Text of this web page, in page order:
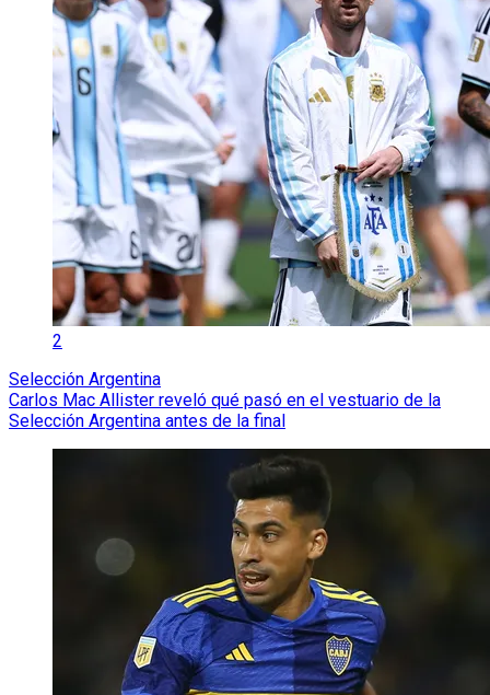
2
Selección Argentina
Carlos Mac Allister reveló qué pasó en el vestuario de la
Selección Argentina antes de la final